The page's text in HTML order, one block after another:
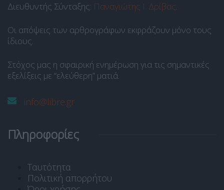
Διευθυντής Σύνταξης: Παναγιώτης Ι. Δρίβας.
Οι απόψεις των αρθρογράφων εκφράζουν μόνο τους
ίδιους.
Στόχος μας η σφαιρική ενημέρωση για τις σημαντικές
εξελίξεις με “ελεύθερη” ματιά.
info@libre.gr
Πληροφορίες
Ταυτότητα
Πολιτική απορρήτου